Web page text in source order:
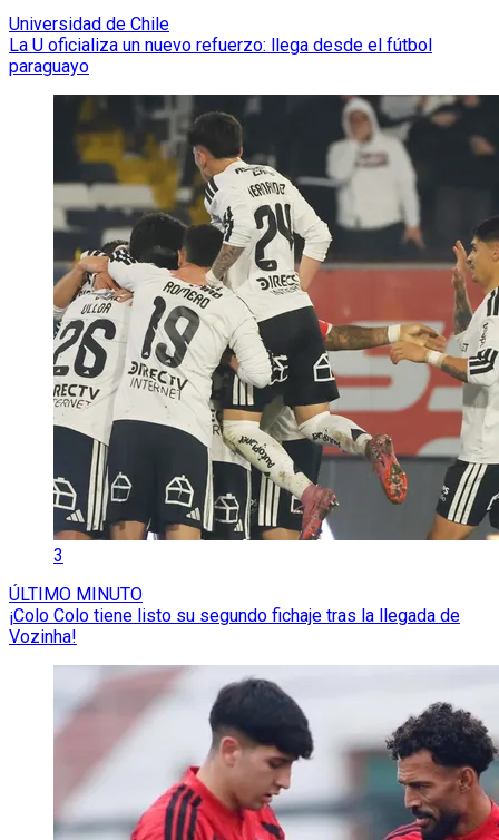
Universidad de Chile
La U oficializa un nuevo refuerzo: llega desde el fútbol
paraguayo
3
ÚLTIMO MINUTO
¡Colo Colo tiene listo su segundo fichaje tras la llegada de
Vozinha!